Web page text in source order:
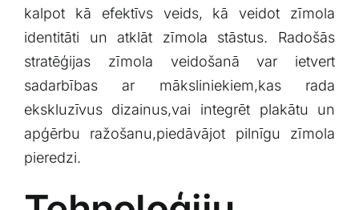
kalpot kā efektīvs veids, kā veidot zīmola
identitāti ⁢un atklāt zīmola stāstus. Radošās
stratēģijas zīmola ⁣veidošanā var ietvert
sadarbības ar māksliniekiem,kas rada
ekskluzīvus dizainus,vai integrēt plakātu un‌
apģērbu ražošanu,piedāvājot pilnīgu zīmola
pieredzi.